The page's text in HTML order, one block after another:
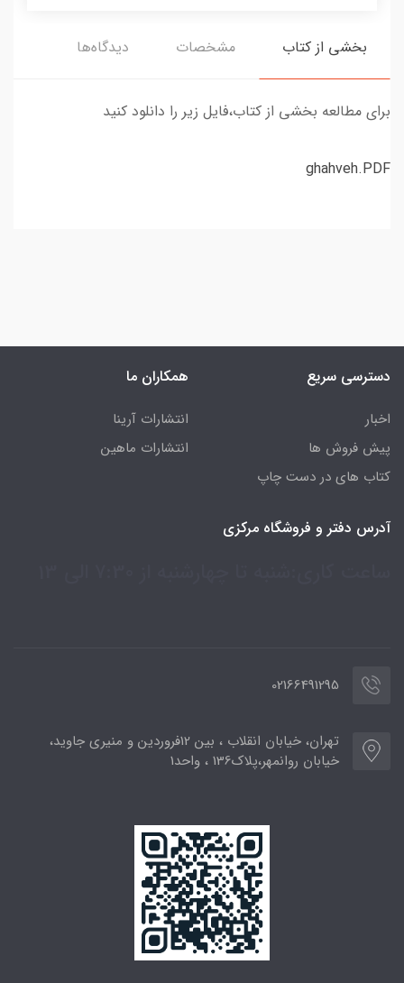
بخشی از کتاب مشخصات دیدگاه‌ها
برای مطالعه بخشی از کتاب،فایل زیر را دانلود کنید
ghahveh.PDF
دسترسی سریع
اخبار
پیش فروش ها
کتاب های در دست چاپ
همکاران ما
انتشارات آرینا
انتشارات ماهین
آدرس دفتر و فروشگاه مرکزی
02166491295
تهران، خیابان انقلاب ، بین 12فروردین و منیری جاوید،
خیابان روانمهر،پلاک136 ، واحد1